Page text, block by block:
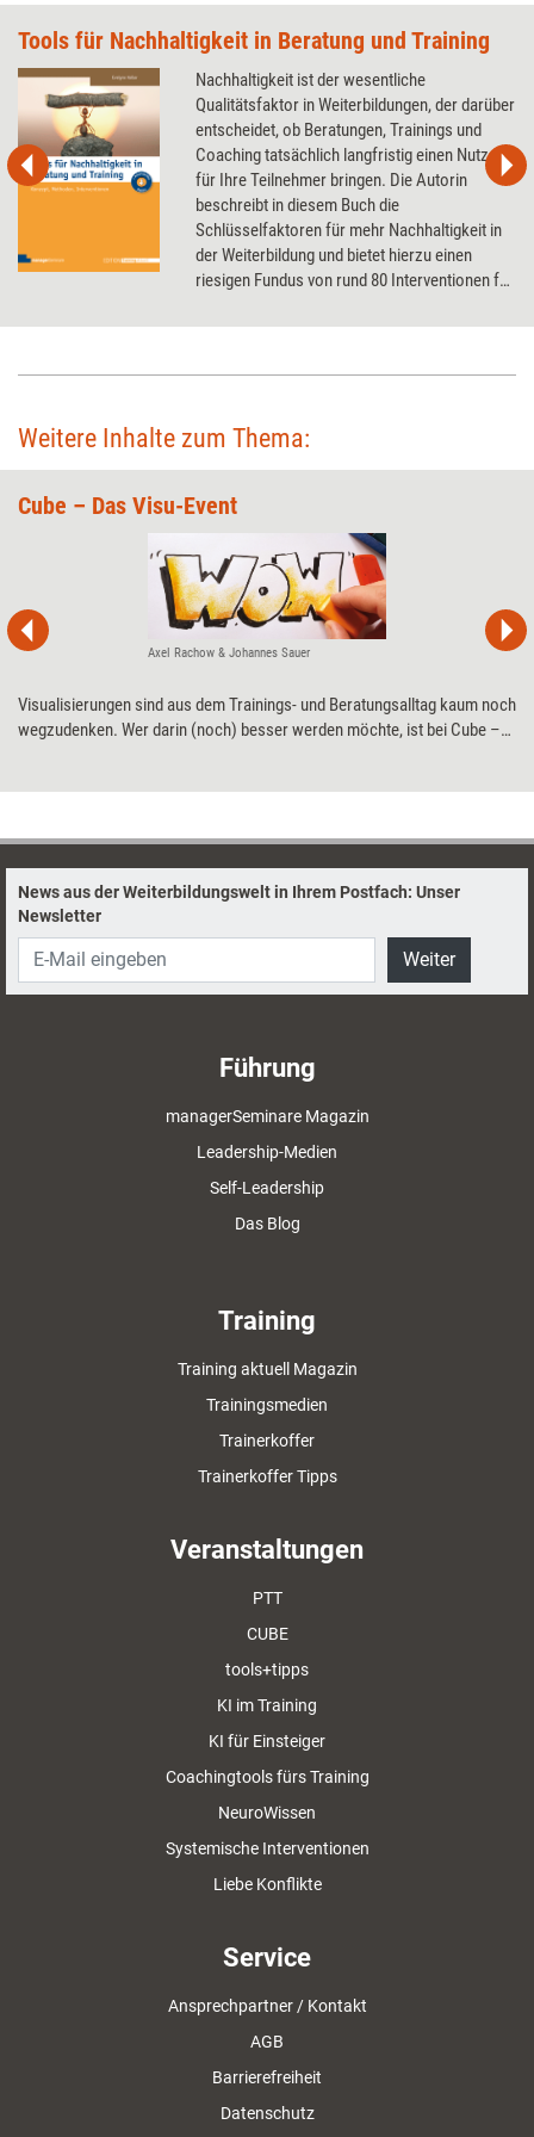
Tools für Nachhaltigkeit in Beratung und Training
Nachhaltigkeit ist der wesentliche
Qualitätsfaktor in Weiterbildungen, der darüber
entscheidet, ob Beratungen, Trainings und
Coaching tatsächlich langfristig einen Nutzen
für Ihre Teilnehmer bringen. Die Autorin
beschreibt in diesem Buch die
Schlüsselfaktoren für mehr Nachhaltigkeit in
der Weiterbildung und bietet hierzu einen
riesigen Fundus von rund 80 Interventionen für
dem Training.
Weitere Inhalte zum Thema:
Cube – Das Visu-Event
Axel Rachow & Johannes Sauer
Visualisierungen sind aus dem Trainings- und Beratungsalltag kaum noch
wegzudenken. Wer darin (noch) besser werden möchte, ist bei Cube –
News aus der Weiterbildungswelt in Ihrem Postfach: Unser
Newsletter
Weiter
Führung
managerSeminare Magazin
Leadership-Medien
Self-Leadership
Das Blog
Training
Training aktuell Magazin
Trainingsmedien
Trainerkoffer
Trainerkoffer Tipps
Veranstaltungen
PTT
CUBE
tools+tipps
KI im Training
KI für Einsteiger
Coachingtools fürs Training
NeuroWissen
Systemische Interventionen
Liebe Konflikte
Service
Ansprechpartner / Kontakt
AGB
Barrierefreiheit
Datenschutz